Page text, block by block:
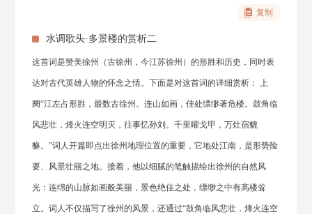
复制
水调歌头·多景楼的赏析二
这首词是赞美徐州（古徐州，今江苏徐州）的形胜和历史，同时表
达对古代英雄人物的怀念之情。下面是对这首词的详细赏析： 上
阕“江左占形胜，最数古徐州。连山如画，佳处缥缈著危楼。鼓角临
风悲壮，烽火连空明灭，往事忆孙刘。千里曜戈甲，万灶宿貔
貅。”词人开篇即点出徐州地理位置的重要，它地处江南，是形势险
要、风景壮丽之地。接着，他以细腻的笔触描绘出徐州的自然风
光：连绵的山脉如画般美丽，景色绝佳之处，缥缈之中有高楼耸
立。词人不仅描写了徐州的风景，还通过“鼓角临风悲壮，烽火连空